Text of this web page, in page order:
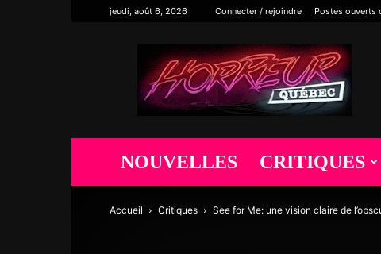
jeudi, août 6, 2026 Connecter / rejoindre Postes ouverts
Horreur
Québec
NOUVELLES CRITIQUES
Accueil Critiques See for Me: une vision claire de